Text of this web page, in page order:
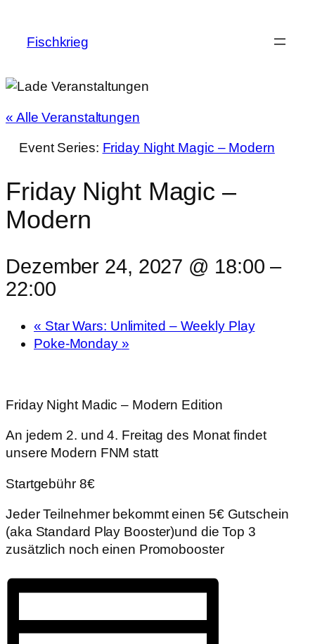
Fischkrieg
« Alle Veranstaltungen
Event Series: Friday Night Magic – Modern
Friday Night Magic –
Modern
Dezember 24, 2027 @ 18:00 –
22:00
« Star Wars: Unlimited – Weekly Play
Poke-Monday »
Friday Night Madic – Modern Edition
An jedem 2. und 4. Freitag des Monat findet
unsere Modern FNM statt
Startgebühr 8€
Jeder Teilnehmer bekommt einen 5€ Gutschein
(aka Standard Play Booster)und die Top 3
zusätzlich noch einen Promobooster